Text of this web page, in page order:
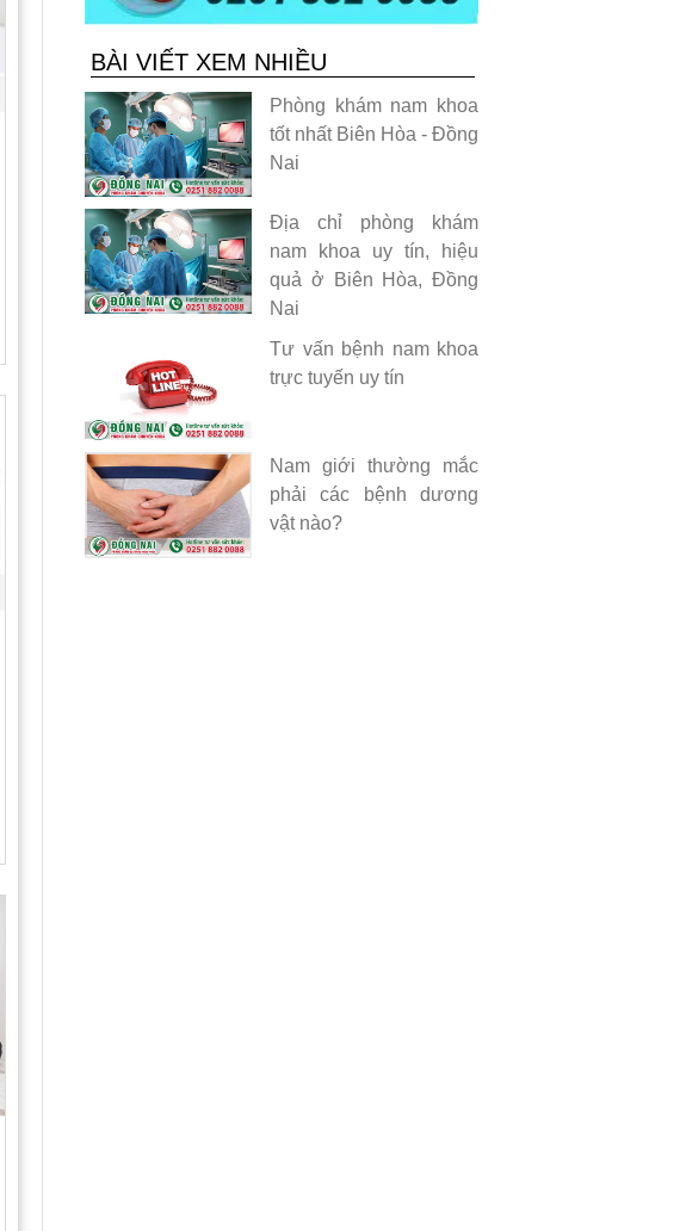
BÀI VIẾT XEM NHIỀU
Phòng khám nam khoa
tốt nhất Biên Hòa - Đồng
Nai
Địa chỉ phòng khám
nam khoa uy tín, hiệu
quả ở Biên Hòa, Đồng
Nai
Tư vấn bệnh nam khoa
trực tuyến uy tín
Nam giới thường mắc
phải các bệnh dương
vật nào?